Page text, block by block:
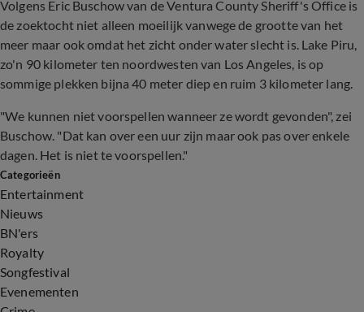
Volgens Eric Buschow van de Ventura County Sheriff's Office is
de zoektocht niet alleen moeilijk vanwege de grootte van het
meer maar ook omdat het zicht onder water slecht is. Lake Piru,
zo'n 90 kilometer ten noordwesten van Los Angeles, is op
sommige plekken bijna 40 meter diep en ruim 3 kilometer lang.
"We kunnen niet voorspellen wanneer ze wordt gevonden", zei
Buschow. "Dat kan over een uur zijn maar ook pas over enkele
dagen. Het is niet te voorspellen."
Categorieën
Entertainment
Nieuws
BN'ers
Royalty
Songfestival
Evenementen